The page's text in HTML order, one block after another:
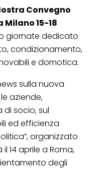
Convegno
Milano 15-18
giornate dedicato
condizionamento,
e domotica.
sulla nuova
aziende,
socio, sul
ed efficienza
organizzato
14 aprile a Roma,
degli